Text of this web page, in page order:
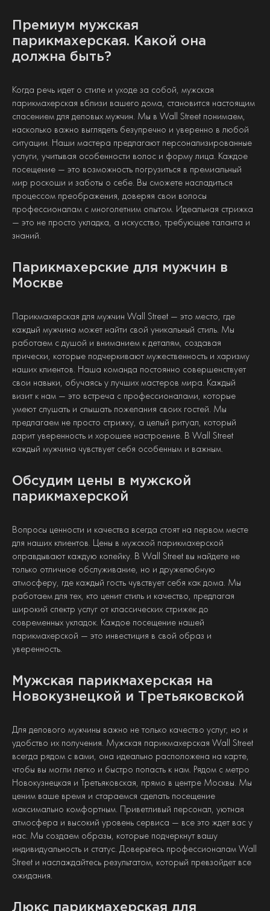
Премиум мужская
парикмахерская. Какой она
должна быть?
Когда речь идет о стиле и уходе за собой, мужская
парикмахерская вблизи вашего дома, становится настоящим
спасением для деловых мужчин. Мы в Wall Street понимаем,
насколько важно выглядеть безупречно и уверенно в любой
ситуации. Наши мастера предлагают персонализированные
услуги, учитывая особенности волос и форму лица. Каждое
посещение — это возможность погрузиться в премиальный
мир роскоши и заботы о себе. Вы сможете насладиться
процессом преображения, доверяя свои волосы
профессионалам с многолетним опытом. Идеальная стрижка
— это не просто укладка, а искусство, требующее таланта и
знаний.
Парикмахерские для мужчин в
Москве
Парикмахерская для мужчин Wall Street — это место, где
каждый мужчина может найти свой уникальный стиль. Мы
работаем с душой и вниманием к деталям, создавая
прически, которые подчеркивают мужественность и харизму
наших клиентов. Наша команда постоянно совершенствует
свои навыки, обучаясь у лучших мастеров мира. Каждый
визит к нам — это встреча с профессионалами, которые
умеют слушать и слышать пожелания своих гостей. Мы
предлагаем не просто стрижку, а целый ритуал, который
дарит уверенность и хорошее настроение. В Wall Street
каждый мужчина чувствует себя особенным и важным.
Обсудим цены в мужской
парикмахерской
Вопросы ценности и качества всегда стоят на первом месте
для наших клиентов. Цены в мужской парикмахерской
оправдывают каждую копейку. В Wall Street вы найдете не
только отличное обслуживание, но и дружелюбную
атмосферу, где каждый гость чувствует себя как дома. Мы
работаем для тех, кто ценит стиль и качество, предлагая
широкий спектр услуг от классических стрижек до
современных укладок. Каждое посещение нашей
парикмахерской — это инвестиция в свой образ и
уверенность.
Мужская парикмахерская на
Новокузнецкой и Третьяковской
Для делового мужчины важно не только качество услуг, но и
удобство их получения. Мужская парикмахерская Wall Street
всегда рядом с вами, она идеально расположена на карте,
чтобы вы могли легко и быстро попасть к нам. Рядом с метро
Новокузнецкая и Третьяковская, прямо в центре Москвы. Мы
ценим ваше время и стараемся сделать посещение
максимально комфортным. Приветливый персонал, уютная
атмосфера и высокий уровень сервиса — все это ждет вас у
нас. Мы создаем образы, которые подчеркнут вашу
индивидуальность и статус. Доверьтесь профессионалам Wall
Street и наслаждайтесь результатом, который превзойдет все
ожидания.
Люкс парикмахерская для